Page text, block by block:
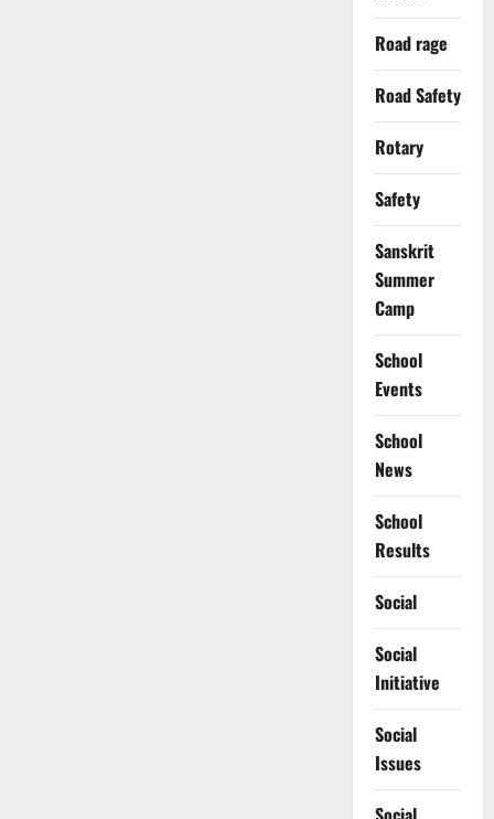
Road rage
Road Safety
Rotary
Safety
Sanskrit
Summer
Camp
School
Events
School
News
School
Results
Social
Social
Initiative
Social
Issues